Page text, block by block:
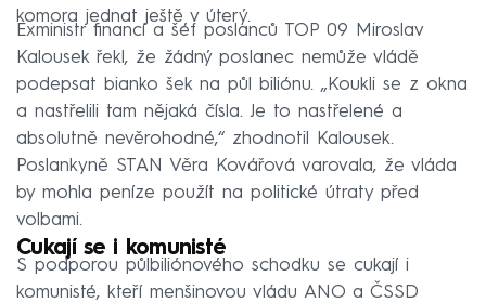
komora jednat ještě v úterý.
Exministr financí a šéf poslanců TOP 09 Miroslav
Kalousek řekl, že žádný poslanec nemůže vládě
podepsat bianko šek na půl biliónu. „Koukli se z okna
a nastřelili tam nějaká čísla. Je to nastřelené a
absolutně nevěrohodné,“ zhodnotil Kalousek.
Poslankyně STAN Věra Kovářová varovala, že vláda
by mohla peníze použít na politické útraty před
volbami.
Cukají se i komunisté
S podporou půlbiliónového schodku se cukají i
komunisté, kteří menšinovou vládu ANO a ČSSD